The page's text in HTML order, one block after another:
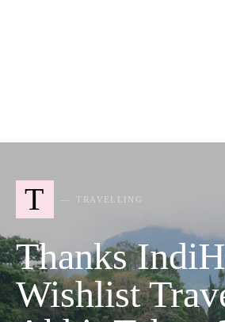
T TRAVELLING
Thanks
Wishlist